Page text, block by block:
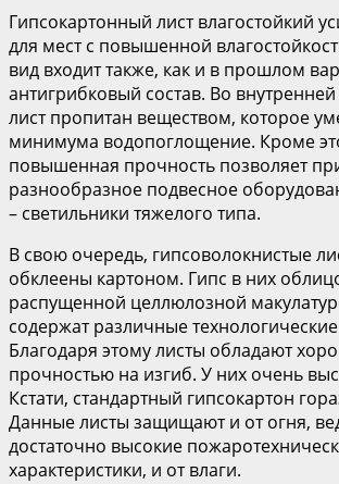
Гипсокартонный лист влагостойкий
для мест с повышенной
вид входит также, как и в прошлом
антигрибковый состав. Во
лист пропитан веществом, которое
минимума водопоглощение. Кроме
повышенная прочность позволяет
разнообразное подвесное
– светильники тяжелого типа.
В свою очередь, гипсоволокнистые
обклеены картоном. Гипс в них
распущенной целлюлозной
содержат различные
Благодаря этому листы обладают
прочностью на изгиб. У них очень
Кстати, стандартный гипсокартон
Данные листы защищают и от огня,
достаточно высокие
характеристики, и от влаги.